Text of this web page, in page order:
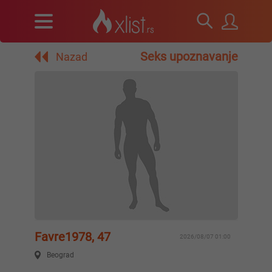
Nazad Seks upoznavanje
Favre1978, 47 2026/08/07 01:00
Beograd